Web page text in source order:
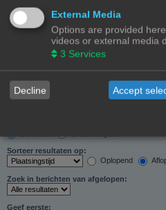
Doorzoek subforums:
Nee
Alleen berichtonderwerpen en tekst
Alleen tekst
Alleen onderwerptitels
Alleen eerste bericht van onderwerp
Sorteer resultaten op:
Oplopend
Zoek in berichten van afgelopen:
Geef eerste:
External Media
Options are provided
videos or external media
3 Services
Decline Accept